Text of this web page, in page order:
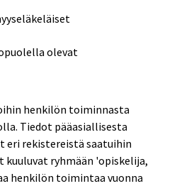
olevat
henkilön toiminnasta
Tiedot pääasiallisesta
eri rekistereistä saatuihin
ryhmään 'opiskelija,
henkilön toimintaa vuonna